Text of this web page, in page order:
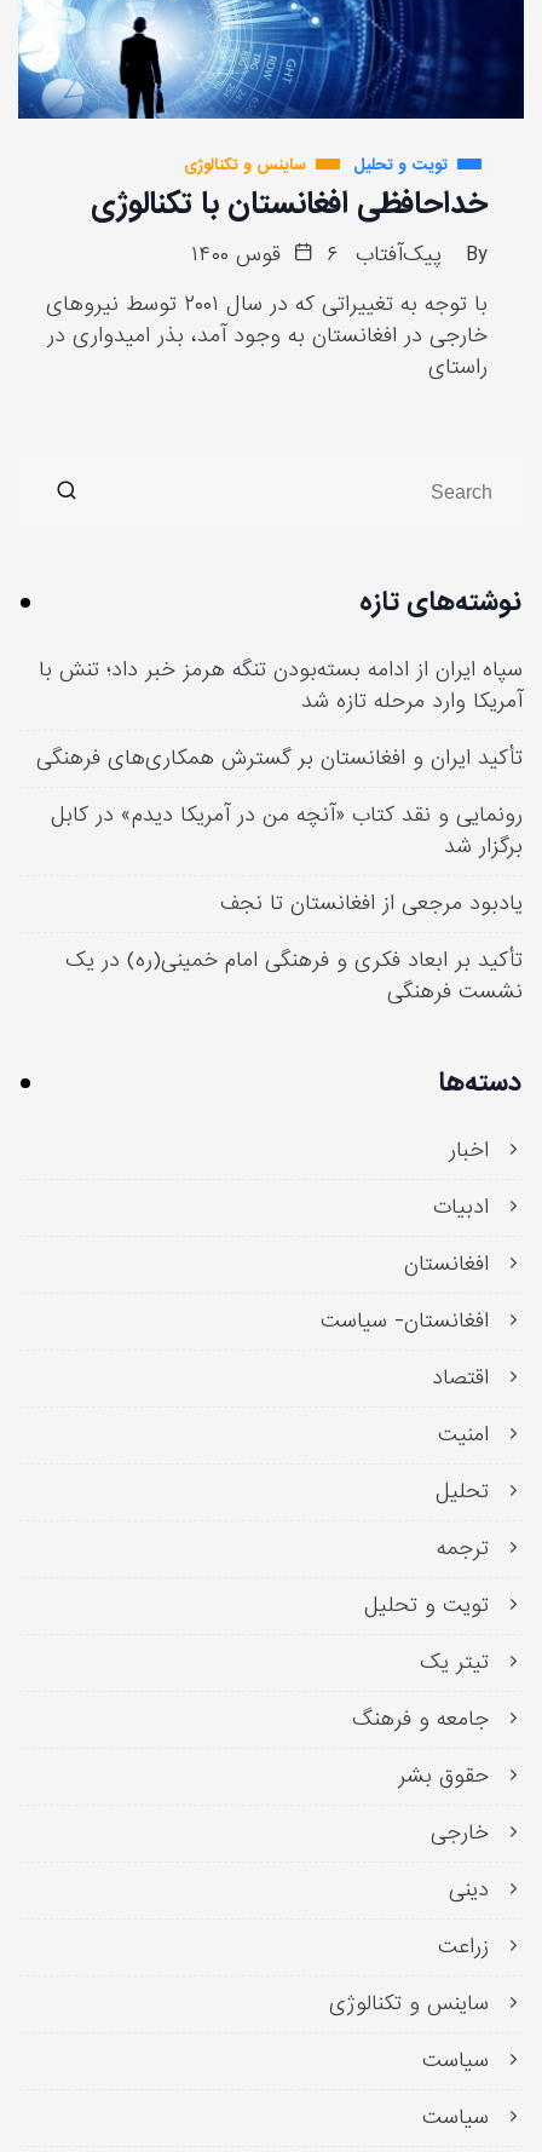
تویت و تحلیل ساینس و تکنالوژی
خداحافظی افغانستان با تکنالوژی
By پیک‌آفتاب
۶ قوس ۱۴۰۰
با توجه به تغییراتی که در سال ۲۰۰۱ توسط نیروهای
خارجی در افغانستان به وجود آمد، بذر امیدواری در
راستای
نوشته‌های تازه
سپاه ایران از ادامه بسته‌بودن تنگه هرمز خبر داد؛ تنش با
آمریکا وارد مرحله تازه شد
تأکید ایران و افغانستان بر گسترش همکاری‌های فرهنگی
رونمایی و نقد کتاب «آنچه من در آمریکا دیدم» در کابل
برگزار شد
یادبود مرجعی از افغانستان تا نجف
تأکید بر ابعاد فکری و فرهنگی امام خمینی(ره) در یک
نشست فرهنگی
دسته‌ها
اخبار
ادبیات
افغانستان
افغانستان- سیاست
اقتصاد
امنیت
تحلیل
ترجمه
تویت و تحلیل
تیتر یک
جامعه و فرهنگ
حقوق بشر
خارجی
دینی
زراعت
ساینس و تکنالوژی
سیاست
سیاست